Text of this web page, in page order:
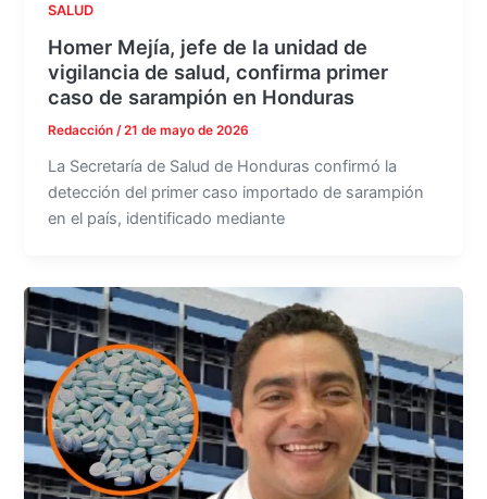
SALUD
Homer Mejía, jefe de la unidad de
vigilancia de salud, confirma primer
caso de sarampión en Honduras
Redacción/21 de mayo de 2026
La Secretaría de Salud de Honduras confirmó la
detección del primer caso importado de sarampión
en el país, identificado mediante